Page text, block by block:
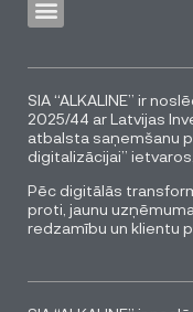
SIA “ALKALINE” ir
2025/44 ar Latvijas
atbalsta saņemšanu
digitalizācijai”
Pēc digitālās
proti, jaunu
redzamību un klientu